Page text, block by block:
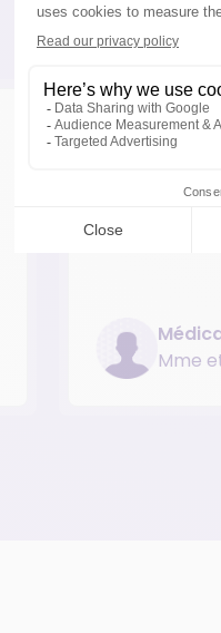
« Avec Must G5
une solution qui
100 % à toute
son activité. »
Mme